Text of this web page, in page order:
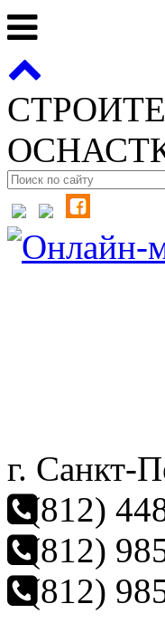
г. Санкт-
(812)
(812)
(812)